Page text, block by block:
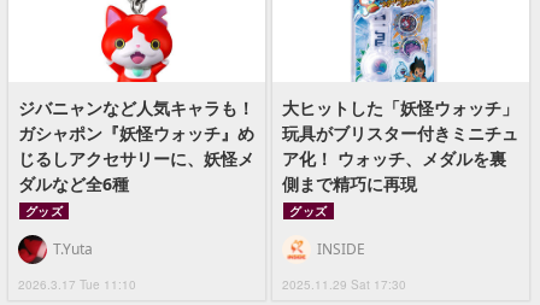
ジバニャンなど人気キャラも！
ガシャポン『妖怪ウォッチ』め
じるしアクセサリーに、妖怪メ
ダルなど全6種
グッズ
2026.3.17 Tue 11:10
T.Yuta
大ヒットした「妖怪ウォッチ」
玩具がブリスター付きミニチュ
ア化！ ウォッチ、メダルを裏
側まで精巧に再現
グッズ
2025.11.29 Sat 17:30
INSIDE